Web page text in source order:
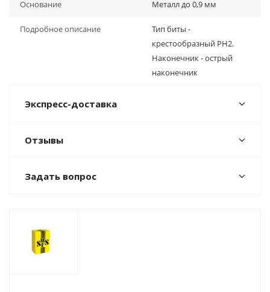
Основание Металл до 0,9 мм
Подробное описание
Тип биты -
крестообразный PH2.
Наконечник - острый
наконечник
Экспресс-доставка
Отзывы
Задать вопрос